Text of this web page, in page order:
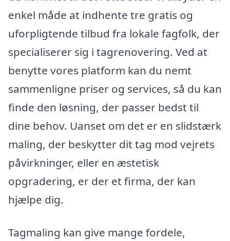
enkel måde at indhente tre gratis og
uforpligtende tilbud fra lokale fagfolk, der
specialiserer sig i tagrenovering. Ved at
benytte vores platform kan du nemt
sammenligne priser og services, så du kan
finde den løsning, der passer bedst til
dine behov. Uanset om det er en slidstærk
maling, der beskytter dit tag mod vejrets
påvirkninger, eller en æstetisk
opgradering, er der et firma, der kan
hjælpe dig.
Tagmaling kan give mange fordele,